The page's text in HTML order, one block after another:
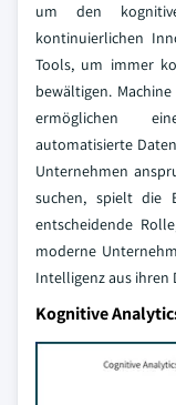
um den
kontinuierlichen
Tools, um immer
bewältigen.
ermöglichen
automatisierte
Unternehmen
suchen, spielt die
entscheidende
moderne
Intelligenz aus ihren
Kognitive